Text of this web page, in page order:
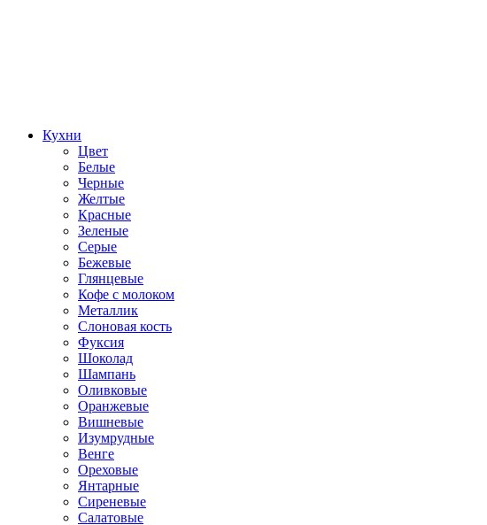
Кухни
Цвет
Белые
Черные
Желтые
Красные
Зеленые
Серые
Бежевые
Глянцевые
Кофе с молоком
Металлик
Слоновая кость
Фуксия
Шоколад
Шампань
Оливковые
Оранжевые
Вишневые
Изумрудные
Венге
Ореховые
Янтарные
Сиреневые
Салатовые